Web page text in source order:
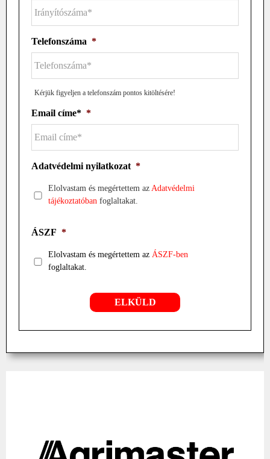
Telefonszáma *
Kérjük figyeljen a telefonszám pontos kitöltésére!
Email címe* *
Adatvédelmi nyilatkozat *
Elolvastam és megértettem az Adatvédelmi
tájékoztatóban foglaltakat.
ÁSZF *
Elolvastam és megértettem az ÁSZF-ben
foglaltakat.